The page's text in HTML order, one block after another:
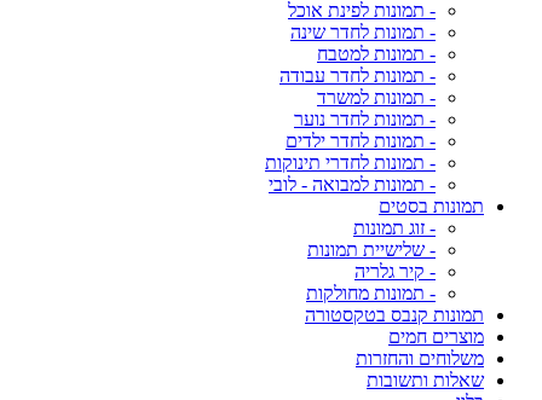
- תמונות לפינת אוכל
- תמונות לחדר שינה
- תמונות למטבח
- תמונות לחדר עבודה
- תמונות למשרד
- תמונות לחדר נוער
- תמונות לחדר ילדים
- תמונות לחדרי תינוקות
- תמונות למבואה - לובי
תמונות בסטים
- זוג תמונות
- שלישיית תמונות
- קיר גלריה
- תמונות מחולקות
תמונות קנבס בטקסטורה
מוצרים חמים
משלוחים והחזרות
שאלות ותשובות